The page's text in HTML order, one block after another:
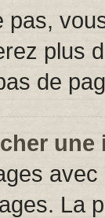
pas,
plus
de
une
La